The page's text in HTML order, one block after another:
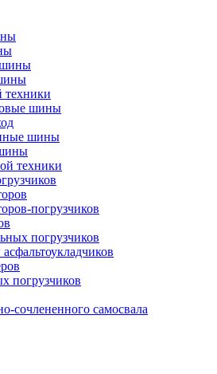
техники
шины
шины
техники
погрузчиков
погрузчиков
погрузчиков
сочлененного самосвала